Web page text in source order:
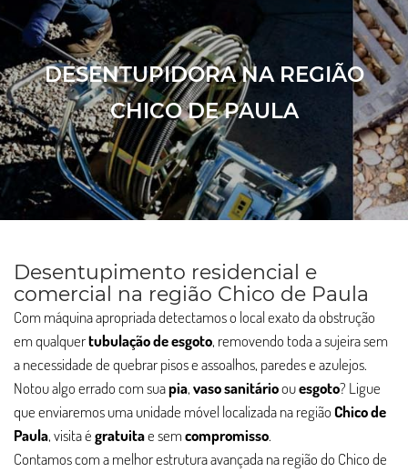
DESENTUPIDORA NA REGIÃO
CHICO DE PAULA
Desentupimento residencial e
comercial na região Chico de Paula
Com máquina apropriada detectamos o local exato da obstrução
em qualquertubulação de esgoto, removendo toda a sujeira sem
a necessidade de quebrar pisos e assoalhos, paredes e azulejos.
Notou algo errado com suapia,vaso sanitárioouesgoto? Ligue
que enviaremos uma unidade móvel localizada na regiãoChico de
Paula, visita égratuitae semcompromisso.
Contamos com a melhor estrutura avançada na região do Chico de